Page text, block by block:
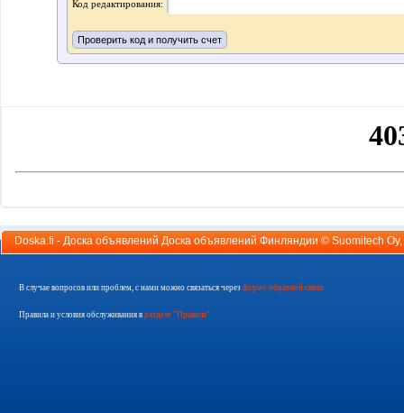
Код редактирования:
Doska.fi - Доска объявлений Доска объявлений Финляндии © Suomitech Oy
В случае вопросов или проблем, с нами можно связаться через форму обратной связи
Правила и условия обслуживания в разделе "Правила"